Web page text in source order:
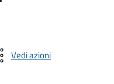
Vedi azioni